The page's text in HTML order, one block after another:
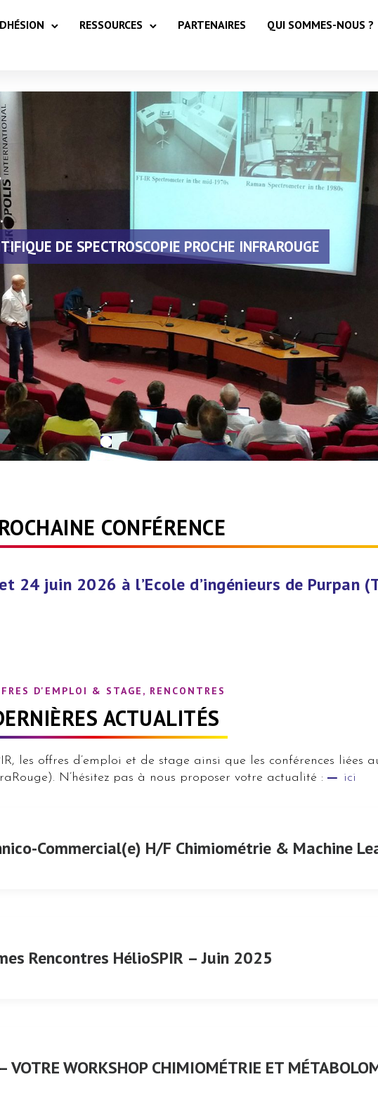
RESSOURCES PARTENAIRES QUI SOMMES-NOUS ?
DE SPECTROSCOPIE PROCHE INFRAROUGE
CONFÉRENCE
24 juin 2026 à l’Ecole d’ingénieurs de Purpan
D'EMPLOI & STAGE, RENCONTRES
ACTUALITÉS
les offres d’emploi et de stage ainsi que les conférences liées
N’hésitez pas à nous proposer votre actualité :
ici
Commercial(e) H/F Chimiométrie & Machine
Rencontres HélioSPIR – Juin 2025
VOTRE WORKSHOP CHIMIOMÉTRIE ET